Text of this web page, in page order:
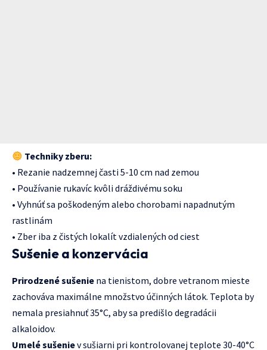
Techniky zberu:
• Rezanie nadzemnej časti 5-10 cm nad zemou
• Používanie rukavíc kvôli dráždivému soku
• Vyhnúť sa poškodeným alebo chorobami napadnutým
rastlinám
• Zber iba z čistých lokalít vzdialených od ciest
Sušenie a konzervácia
Prirodzené sušenie na tienistom, dobre vetranom mieste
zachováva maximálne množstvo účinných látok. Teplota by
nemala presiahnuť 35°C, aby sa predišlo degradácii
alkaloidov.
Umelé sušeniev sušiarni pri kontrolovanej teplote 30-40°C